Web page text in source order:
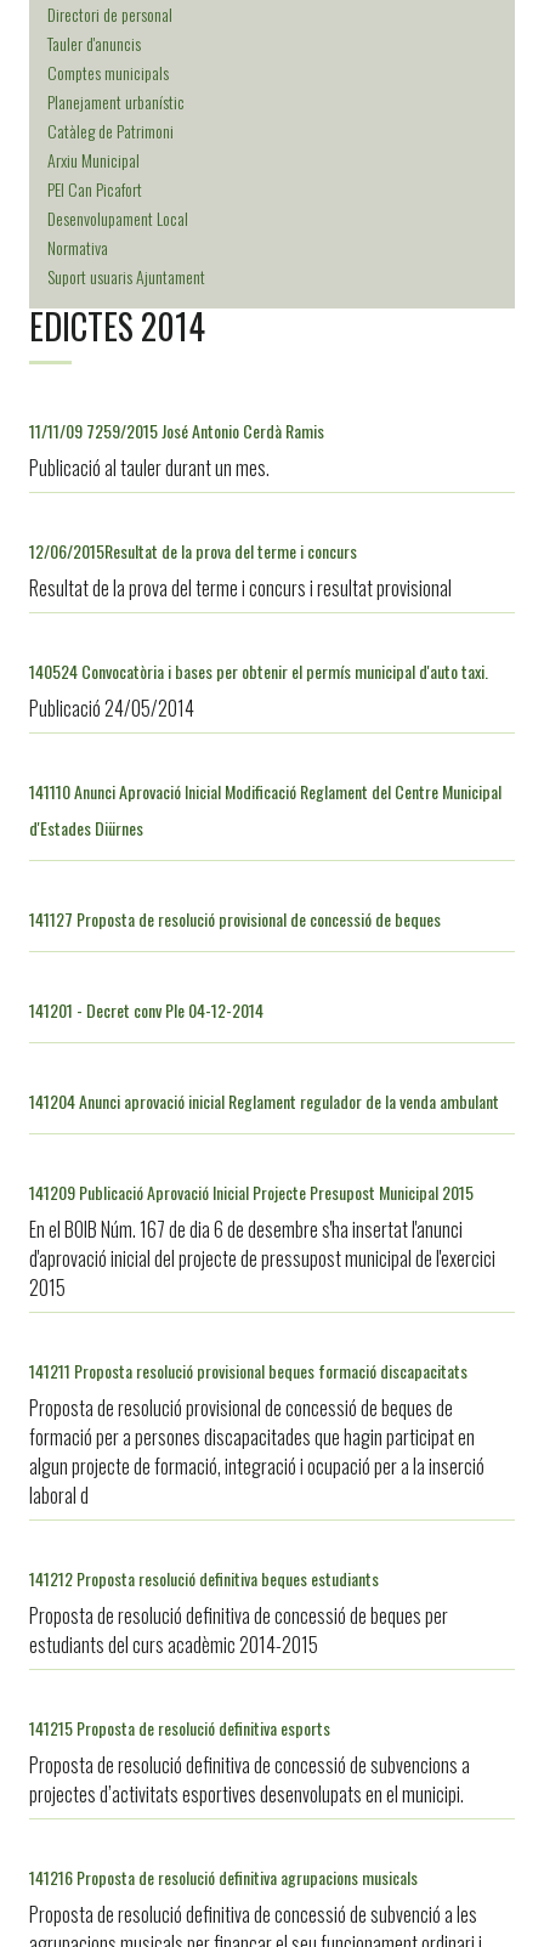
Directori de personal
Tauler d'anuncis
Comptes municipals
Planejament urbanístic
Catàleg de Patrimoni
Arxiu Municipal
PEI Can Picafort
Desenvolupament Local
Normativa
Suport usuaris Ajuntament
EDICTES 2014
11/11/09 7259/2015 José Antonio Cerdà Ramis
Publicació al tauler durant un mes.
12/06/2015Resultat de la prova del terme i concurs
Resultat de la prova del terme i concurs i resultat provisional
140524 Convocatòria i bases per obtenir el permís municipal d'auto taxi.
Publicació 24/05/2014
141110 Anunci Aprovació Inicial Modificació Reglament del Centre Municipal
d'Estades Diürnes
141127 Proposta de resolució provisional de concessió de beques
141201 - Decret conv Ple 04-12-2014
141204 Anunci aprovació inicial Reglament regulador de la venda ambulant
141209 Publicació Aprovació Inicial Projecte Presupost Municipal 2015
En el BOIB Núm. 167 de dia 6 de desembre s'ha insertat l'anunci
d'aprovació inicial del projecte de pressupost municipal de l'exercici
2015
141211 Proposta resolució provisional beques formació discapacitats
Proposta de resolució provisional de concessió de beques de
formació per a persones discapacitades que hagin participat en
algun projecte de formació, integració i ocupació per a la inserció
laboral d
141212 Proposta resolució definitiva beques estudiants
Proposta de resolució definitiva de concessió de beques per
estudiants del curs acadèmic 2014-2015
141215 Proposta de resolució definitiva esports
Proposta de resolució definitiva de concessió de subvencions a
projectes d’activitats esportives desenvolupats en el municipi.
141216 Proposta de resolució definitiva agrupacions musicals
Proposta de resolució definitiva de concessió de subvenció a les